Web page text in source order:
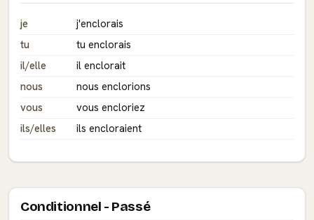
je
j'enclorais
tu
tu enclorais
il/elle
il enclorait
nous
nous enclorions
vous
vous encloriez
ils/elles
ils encloraient
Conditionnel - Passé